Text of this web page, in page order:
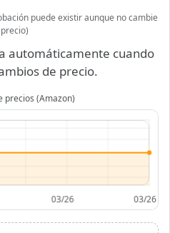
puede existir aunque no cambie
automáticamente cuando
de precio.
precios (Amazon)